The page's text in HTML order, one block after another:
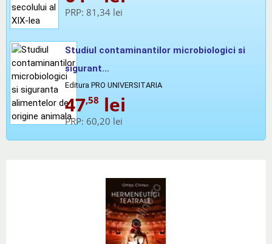
PRP: 81,34 lei
Studiul contaminantilor microbiologici si
sigurant...
Editura PRO UNIVERSITARIA
47,58 lei
PRP: 60,20 lei